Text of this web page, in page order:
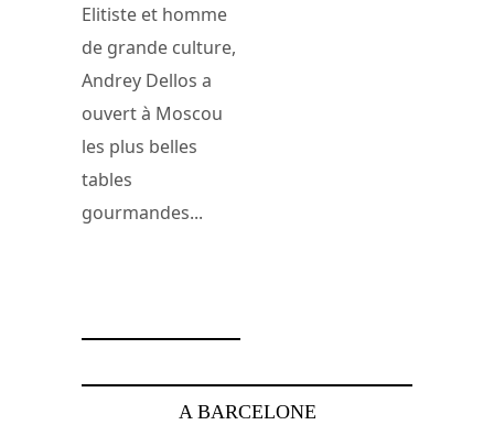
Elitiste et homme
de grande culture,
Andrey Dellos a
ouvert à Moscou
les plus belles
tables
gourmandes...
A BARCELONE